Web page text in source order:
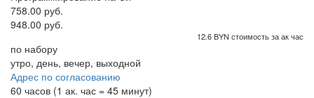
758.00 руб.
948.00 руб.
12.6 BYN стоимость за ак час
по набору
утро, день, вечер, выходной
Адрес по согласованию
60 часов (1 ак. час = 45 минут)